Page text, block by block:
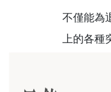
不僅能為
上的各種